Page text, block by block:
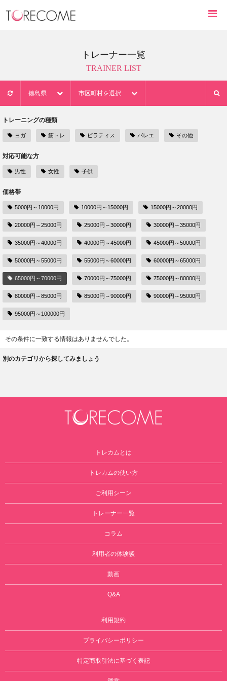
トレーナー一覧
TRAINER LIST
徳島県 市区町村を選択
トレーニングの種類
ヨガ 筋トレ ピラティス バレエ その他
対応可能な方
男性 女性 子供
価格帯
5000円～10000円 10000円～15000円 15000円～20000円
20000円～25000円 25000円～30000円 30000円～35000円
35000円～40000円 40000円～45000円 45000円～50000円
50000円～55000円 55000円～60000円 60000円～65000円
65000円～70000円 70000円～75000円 75000円～80000円
80000円～85000円 85000円～90000円 90000円～95000円
95000円～100000円
その条件に一致する情報はありませんでした。
別のカテゴリから探してみましょう
トレカムとは
トレカムの使い方
ご利用シーン
トレーナー一覧
コラム
利用者の体験談
動画
Q&A
利用規約
プライバシーポリシー
特定商取引法に基づく表記